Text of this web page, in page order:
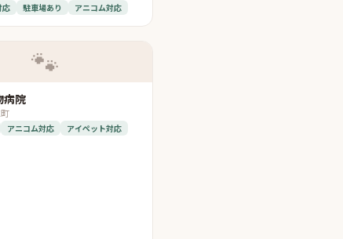
応 駐車場あり アニコム対応
🐾
病院
アニコム対応 アイペット対応